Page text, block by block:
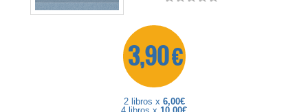
3,90 €
2 libros x 6,00€